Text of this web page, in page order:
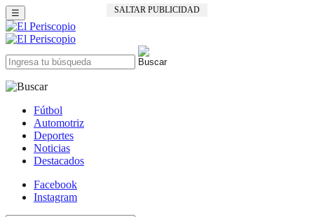
SALTAR PUBLICIDAD
☰
Fútbol
Automotriz
Deportes
Noticias
Destacados
Facebook
Instagram